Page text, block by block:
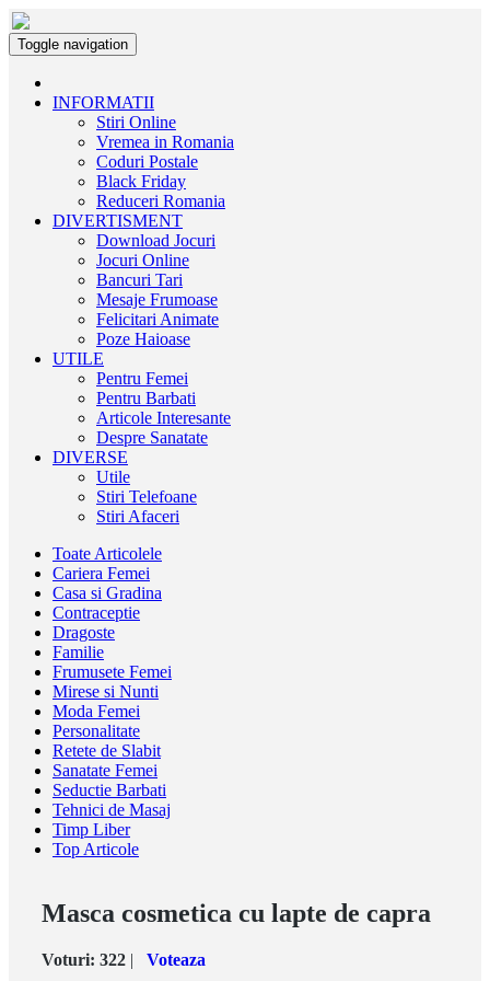
Toggle navigation
INFORMATII
Stiri Online
Vremea in Romania
Coduri Postale
Black Friday
Reduceri Romania
DIVERTISMENT
Download Jocuri
Jocuri Online
Bancuri Tari
Mesaje Frumoase
Felicitari Animate
Poze Haioase
UTILE
Pentru Femei
Pentru Barbati
Articole Interesante
Despre Sanatate
DIVERSE
Utile
Stiri Telefoane
Stiri Afaceri
Toate Articolele
Cariera Femei
Casa si Gradina
Contraceptie
Dragoste
Familie
Frumusete Femei
Mirese si Nunti
Moda Femei
Personalitate
Retete de Slabit
Sanatate Femei
Seductie Barbati
Tehnici de Masaj
Timp Liber
Top Articole
Masca cosmetica cu lapte de capra
Voturi: 322 | Voteaza